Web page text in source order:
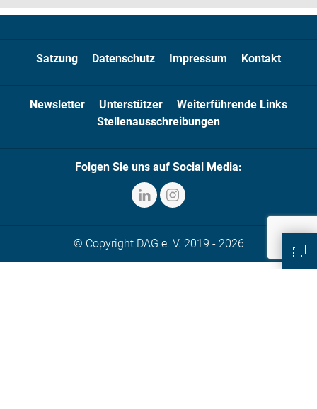
Satzung Datenschutz Impressum Kontakt
Newsletter Unterstützer
Weiterführende Links
Stellenausschreibungen
Folgen Sie uns auf Social Media:
© Copyright DAG e. V. 2019 - 2026